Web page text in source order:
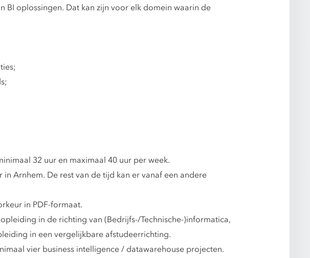
BI oplossingen. Dat kan zijn voor elk domein waarin de
32 uur en maximaal 40 uur per week.
Arnhem. De rest van de tijd kan er vanaf een andere
in PDF-formaat.
in de richting van (Bedrijfs-/Technische-)informatica,
in een vergelijkbare afstudeerrichting.
vier business intelligence / datawarehouse projecten.